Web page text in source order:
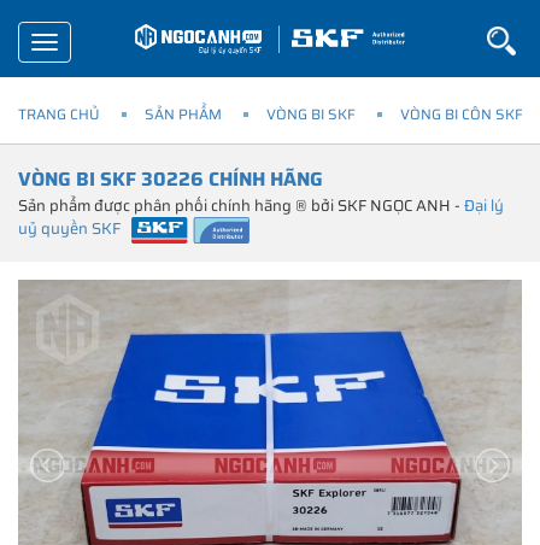
Toggle
navigation
TRANG CHỦ SẢN PHẨM VÒNG BI SKF VÒNG BI CÔN SKF
VÒNG BI SKF 30226 CHÍNH HÃNG
Sản phẩm được phân phối chính hãng ® bởi SKF NGỌC ANH -Đại lý
uỷ quyền SKF